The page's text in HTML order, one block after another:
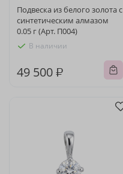
Подвеска из белого золота с
синтетическим алмазом
0.05 г (Арт. П004)
В наличии
49 500 ₽